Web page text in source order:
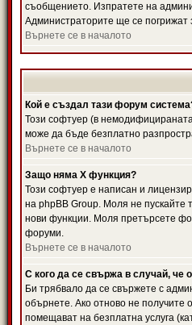
съобщението. Изпратете на
Администраторите ще се
Върнете се в началото
Кой е създал тази форум
Този софтуер (в
може да бъде безплатно
Върнете се в началото
Защо няма X функция?
Този софтуер е написан и
на phpBB Group. Моля не пускайте
нови функции. Моля претърсете
форуми.
Върнете се в началото
С кого да се свържа в случай, че
Би трябвало да се свържете с
обърнете. Ако отново не получите
помещават на безплатна услуга